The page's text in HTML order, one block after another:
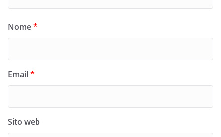
Nome*
Email*
Sito web